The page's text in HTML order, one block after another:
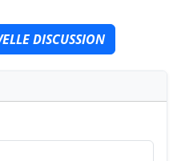
DISCUSSION